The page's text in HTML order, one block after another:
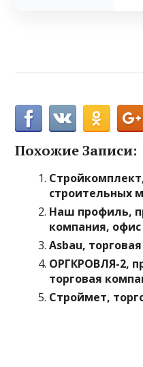
Похожие Записи:
строительных
Наш профиль,
компания, офис
Asbau,
ОРГКРОВЛЯ-2,
торговая
Строймет,